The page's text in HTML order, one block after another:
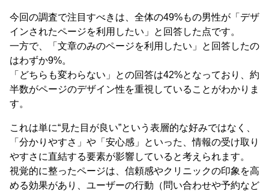
今回の調査で注目すべきは、全体の49%もの男性が「デザ
インされたページを利用したい」と回答した点です。
一方で、「文章のみのページを利用したい」と回答したの
はわずか9%。
「どちらも変わらない」との回答は42%となっており、約
半数がページのデザイン性を重視していることがわかりま
す。
これは単に“見た目が良い”という表層的な好みではなく、
「分かりやすさ」や「安心感」といった、情報の受け取り
やすさに直結する要素が影響していると考えられます。
視覚的に整ったページは、信頼感やクリニックの印象を高
める効果があり、ユーザーの行動（問い合わせや予約など